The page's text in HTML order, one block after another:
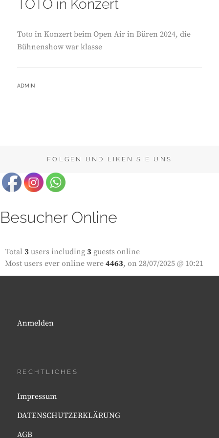
TOTO in Konzert
Toto in Konzert beim Open Air in Büren 2024, die
Bühnenshow war klasse
BY
ADMIN
FOLGEN UND LIKEN SIE UNS
Besucher Online
Total 3 users including 3 guests online
Most users ever online were 4463, on 28/07/2025 @ 10:21
Anmelden
RECHTLICHES
Impressum
DATENSCHUTZERKLÄRUNG
AGB